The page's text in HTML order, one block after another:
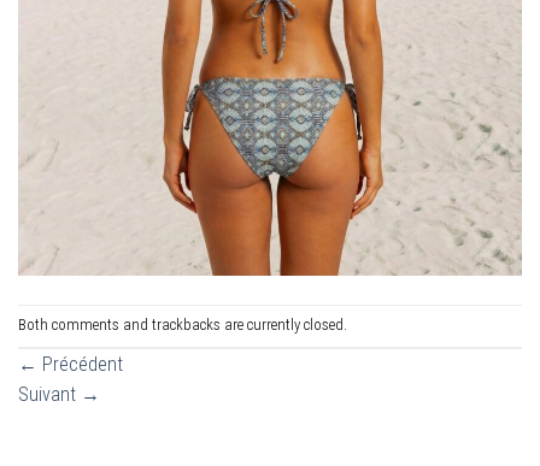
Both comments and trackbacks are currently closed.
← Précédent
Suivant →